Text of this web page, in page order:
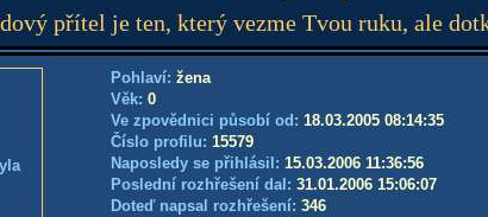
přítel je ten, který vezme Tvou ruku, ale
Pohlaví: žena
Věk: 0
Ve zpovědnici působí od: 18.03.2005 08:14:35
Číslo profilu: 15579
Naposledy se přihlásil: 15.03.2006 11:36:56
Poslední rozhřešení dal: 31.01.2006 15:06:07
Doteď napsal rozhřešení: 346